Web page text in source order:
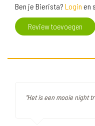
Ben je Bierista? Login en
Review toevoegen
"Het is een mooie night